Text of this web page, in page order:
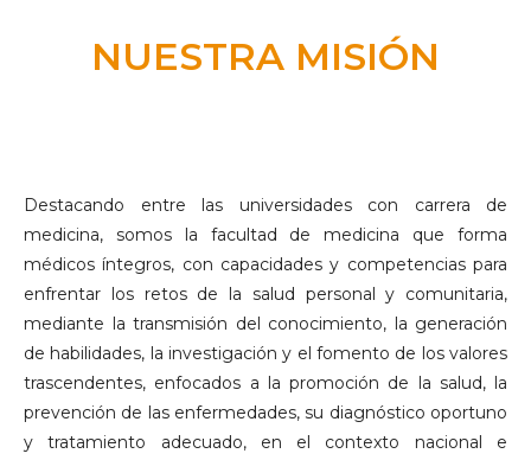
NUESTRA MISIÓN
Destacando entre las universidades con carrera de
medicina, somos la facultad de medicina que forma
médicos íntegros, con capacidades y competencias para
enfrentar los retos de la salud personal y comunitaria,
mediante la transmisión del conocimiento, la generación
de habilidades, la investigación y el fomento de los valores
trascendentes, enfocados a la promoción de la salud, la
prevención de las enfermedades, su diagnóstico oportuno
y tratamiento adecuado, en el contexto nacional e